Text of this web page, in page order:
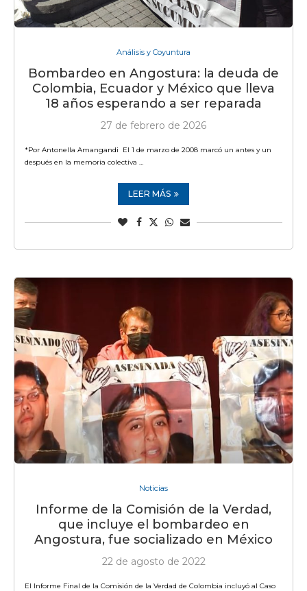
Análisis y Coyuntura
Bombardeo en Angostura: la deuda de
Colombia, Ecuador y México que lleva
18 años esperando a ser reparada
27 de febrero de 2026
*Por Antonella Amangandi El 1 de marzo de 2008 marcó un antes y un
después en la memoria colectiva …
LEER MÁS
Noticias
Informe de la Comisión de la Verdad,
que incluye el bombardeo en
Angostura, fue socializado en México
22 de agosto de 2022
El Informe Final de la Comisión de la Verdad de Colombia incluyó al Caso